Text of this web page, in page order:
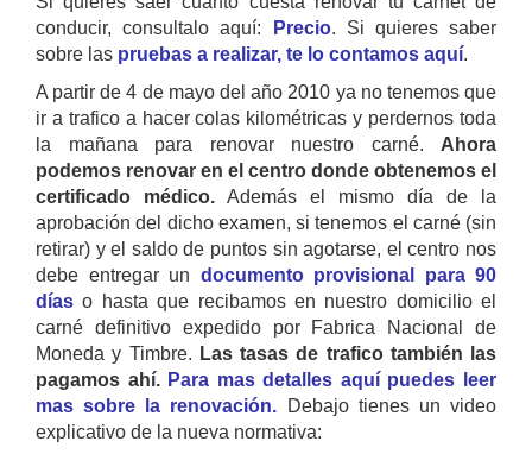
conducir, consultalo aquí:
Precio. Si quieres saber
sobre las pruebas a realizar, te lo contamos aquí.
A partir de 4 de mayo del año 2010 ya no tenemos que
ir a trafico a hacer colas kilométricas y perdernos toda
la mañana para renovar nuestro carné. Ahora
podemos renovar en el centro donde obtenemos el
certificado médico. Además el mismo día de la
aprobación del dicho examen, si tenemos el carné (sin
retirar) y el saldo de puntos sin agotarse, el centro nos
debe entregar un documento provisional para 90
días o hasta que recibamos en nuestro domicilio el
carné definitivo expedido por Fabrica Nacional de
Moneda y Timbre. Las tasas de trafico también las
pagamos ahí. Para mas detalles aquí puedes leer
mas sobre la renovación. Debajo tienes un video
explicativo de la nueva normativa: